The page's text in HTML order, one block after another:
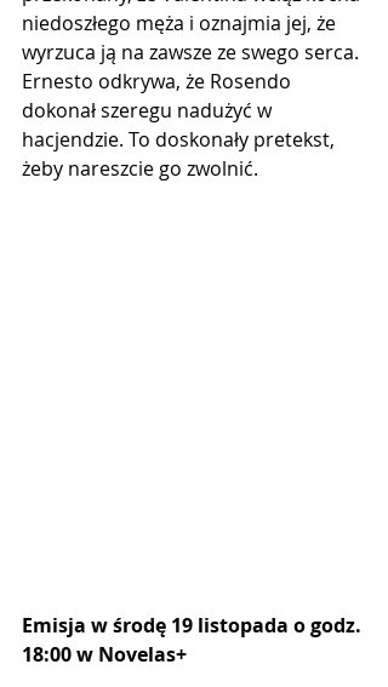
niedoszłego męża i oznajmia jej, że
wyrzuca ją na zawsze ze swego serca.
Ernesto odkrywa, że Rosendo
dokonał szeregu nadużyć w
hacjendzie. To doskonały pretekst,
żeby nareszcie go zwolnić.
Emisja w środę 19 listopada o godz.
18:00 w Novelas+